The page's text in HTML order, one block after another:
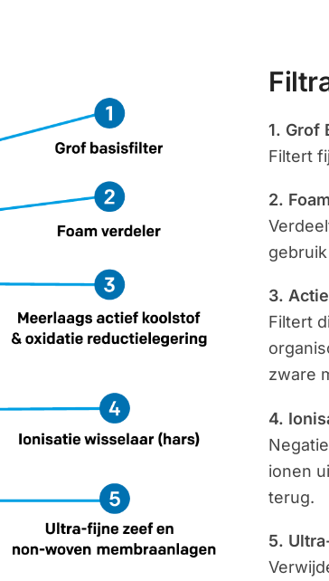
1. Grof
Filtert
2.
3.
Filtert
zware
4.
ionen
terug.
5.